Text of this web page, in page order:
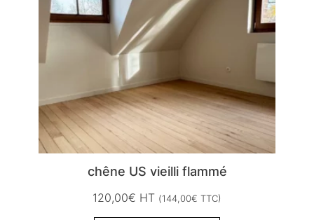
chêne US vieilli flammé
120,00€ HT (144,00€ TTC)